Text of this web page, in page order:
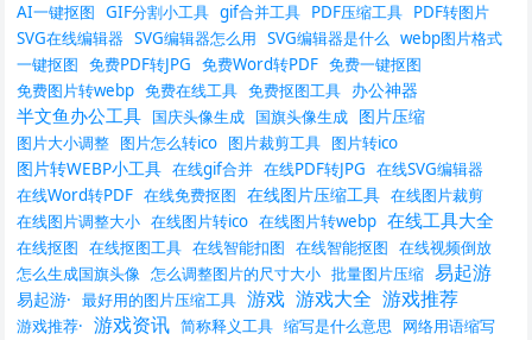
AI一键抠图 GIF分割小工具 gif合并工具 PDF压缩工具 PDF转图片
SVG在线编辑器 SVG编辑器怎么用 SVG编辑器是什么 webp图片格式
一键抠图 免费PDF转JPG 免费Word转PDF 免费一键抠图
免费图片转webp 免费在线工具 免费抠图工具 办公神器
半文鱼办公工具 国庆头像生成 国旗头像生成 图片压缩
图片大小调整 图片怎么转ico 图片裁剪工具 图片转ico
图片转WEBP小工具 在线gif合并 在线PDF转JPG 在线SVG编辑器
在线Word转PDF 在线免费抠图 在线图片压缩工具 在线图片裁剪
在线图片调整大小 在线图片转ico 在线图片转webp 在线工具大全
在线抠图 在线抠图工具 在线智能扣图 在线智能抠图 在线视频倒放
怎么生成国旗头像 怎么调整图片的尺寸大小 批量图片压缩 易起游
易起游· 最好用的图片压缩工具 游戏 游戏大全 游戏推荐
游戏推荐· 游戏资讯 简称释义工具 缩写是什么意思
网络用语缩写